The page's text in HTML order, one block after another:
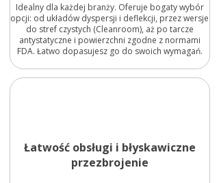
Idealny dla każdej branży. Oferuje bogaty wybór
opcji: od układów dyspersji i deflekcji, przez wersje
do stref czystych (Cleanroom), aż po tarcze
antystatyczne i powierzchni zgodne z normami
FDA. Łatwo dopasujesz go do swoich wymagań.
Łatwość obsługi i błyskawiczne
przezbrojenie